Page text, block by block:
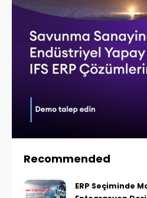
Recommended
ERP Seçiminde